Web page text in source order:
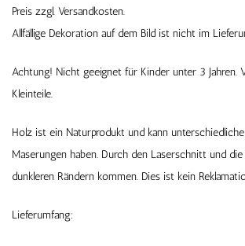
Preis zzgl. Versandkosten.
Allfällige Dekoration auf dem Bild ist nicht im
Achtung! Nicht geeignet für Kinder unter 3 Jahren.
Kleinteile.
Holz ist ein Naturprodukt und kann
Maserungen haben. Durch den Laserschnitt und
dunkleren Rändern kommen. Dies ist kein
Lieferumfang: